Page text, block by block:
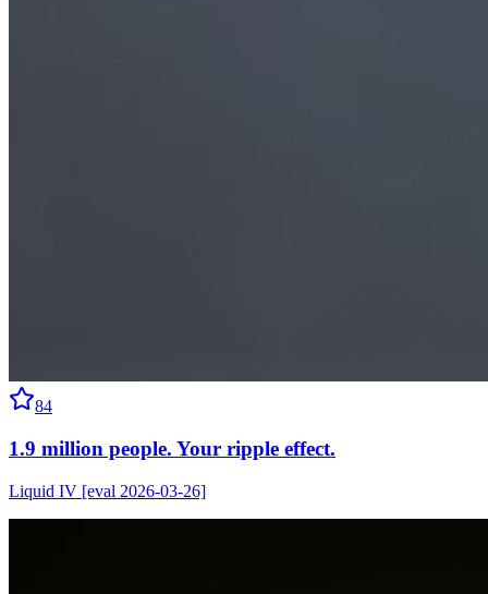
84
1.9 million people. Your ripple effect.
Liquid IV [eval 2026-03-26]